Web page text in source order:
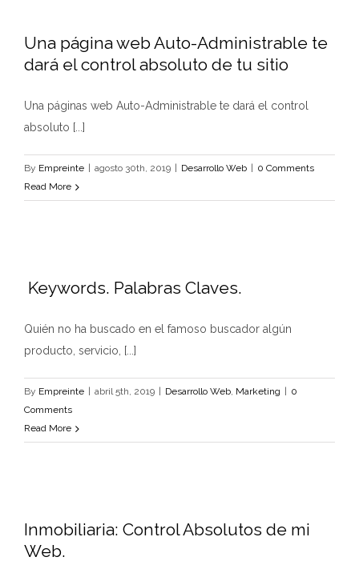
Una página web Auto-Administrable te
dará el control absoluto de tu sitio
Una páginas web Auto-Administrable te dará el control
absoluto [...]
By Empreinte agosto 30th, 2019 Desarrollo Web
0 Comments
Read More
Keywords. Palabras Claves.
Quién no ha buscado en el famoso buscador algún
producto, servicio, [...]
By Empreinte abril 5th, 2019 Desarrollo Web, Marketing
0
Comments
Read More
Inmobiliaria: Control Absolutos de mi
Web.